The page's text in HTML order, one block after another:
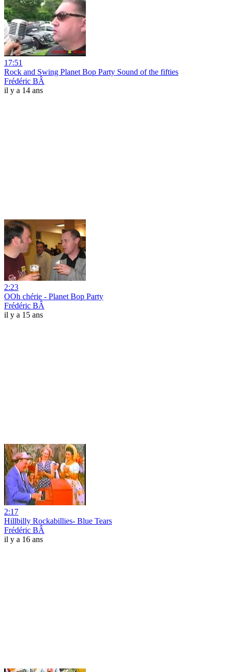
17:51
Rock and Swing Planet Bop Party Sound of the fifties
Frédéric BÂ
il y a 14 ans
2:23
OOh chérie - Planet Bop Party
Frédéric BÂ
il y a 15 ans
2:17
Hillbilly Rockabillies- Blue Tears
Frédéric BÂ
il y a 16 ans